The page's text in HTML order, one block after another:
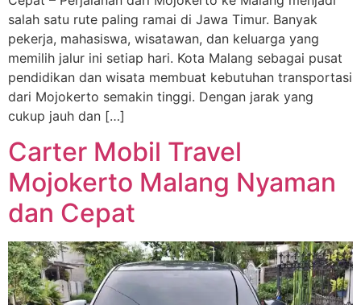
salah satu rute paling ramai di Jawa Timur. Banyak
pekerja, mahasiswa, wisatawan, dan keluarga yang
memilih jalur ini setiap hari. Kota Malang sebagai pusat
pendidikan dan wisata membuat kebutuhan transportasi
dari Mojokerto semakin tinggi. Dengan jarak yang
cukup jauh dan […]
Carter Mobil Travel
Mojokerto Malang Nyaman
dan Cepat